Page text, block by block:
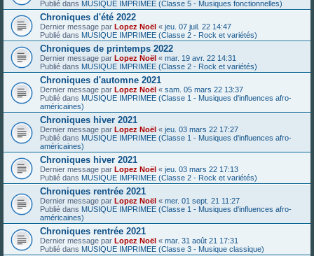
Publié dans MUSIQUE IMPRIMEE (Classe 5 - Musiques fonctionnelles)
Chroniques d'été 2022
Dernier message par Lopez Noël « jeu. 07 juil. 22 14:47
Publié dans MUSIQUE IMPRIMEE (Classe 2 - Rock et variétés)
Chroniques de printemps 2022
Dernier message par Lopez Noël « mar. 19 avr. 22 14:31
Publié dans MUSIQUE IMPRIMEE (Classe 2 - Rock et variétés)
Chroniques d'automne 2021
Dernier message par Lopez Noël « sam. 05 mars 22 13:37
Publié dans MUSIQUE IMPRIMEE (Classe 1 - Musiques d'influences afro-
américaines)
Chroniques hiver 2021
Dernier message par Lopez Noël « jeu. 03 mars 22 17:27
Publié dans MUSIQUE IMPRIMEE (Classe 1 - Musiques d'influences afro-
américaines)
Chroniques hiver 2021
Dernier message par Lopez Noël « jeu. 03 mars 22 17:13
Publié dans MUSIQUE IMPRIMEE (Classe 2 - Rock et variétés)
Chroniques rentrée 2021
Dernier message par Lopez Noël « mer. 01 sept. 21 11:27
Publié dans MUSIQUE IMPRIMEE (Classe 1 - Musiques d'influences afro-
américaines)
Chroniques rentrée 2021
Dernier message par Lopez Noël « mar. 31 août 21 17:31
Publié dans MUSIQUE IMPRIMEE (Classe 3 - Musique classique)